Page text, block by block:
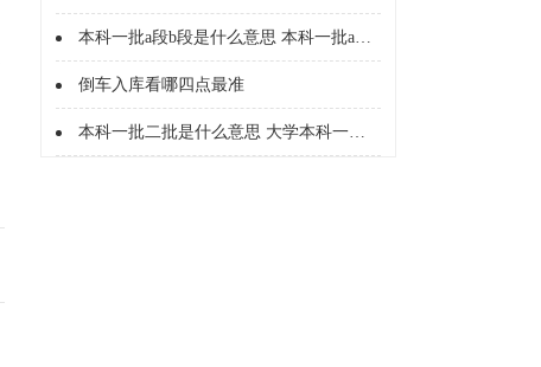
本科一批a段b段是什么意思 本科一批a段b段什么意思
倒车入库看哪四点最准
本科一批二批是什么意思 大学本科一批二批是什么意思